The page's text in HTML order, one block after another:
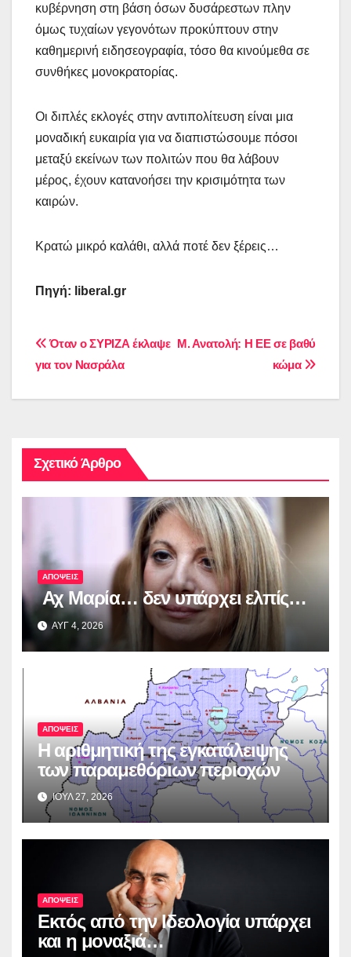
κυβέρνηση στη βάση όσων δυσάρεστων πλην
όμως τυχαίων γεγονότων προκύπτουν στην
καθημερινή ειδησεογραφία, τόσο θα κινούμεθα σε
συνθήκες μονοκρατορίας.
Οι διπλές εκλογές στην αντιπολίτευση είναι μια
μοναδική ευκαιρία για να διαπιστώσουμε πόσοι
μεταξύ εκείνων των πολιτών που θα λάβουν
μέρος, έχουν κατανοήσει την κρισιμότητα των
καιρών.
Κρατώ μικρό καλάθι, αλλά ποτέ δεν ξέρεις…
Πηγή: liberal.gr
Πλοήγηση
άρθρων
Μ. Ανατολή: Η ΕΕ σε βαθύ
κώμα
Όταν ο ΣΥΡΙΖΑ έκλαψε
για τον Νασράλα
Σχετικό Άρθρο
ΑΠΟΨΕΙΣ
Αχ Μαρία… δεν υπάρχει ελπίς…
ΑΥΓ 4, 2026
ΑΠΟΨΕΙΣ
Η αριθμητική της εγκατάλειψης
των παραμεθόριων περιοχών
ΙΟΥΛ 27, 2026
ΑΠΟΨΕΙΣ
Εκτός από την Ιδεολογία υπάρχει
και η μοναξιά…